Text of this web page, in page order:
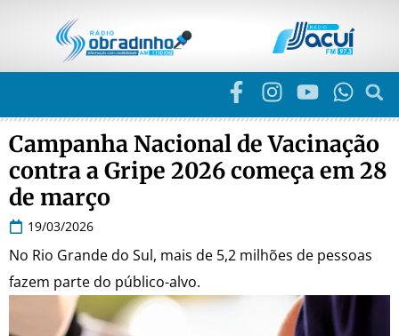
Campanha Nacional de Vacinação
contra a Gripe 2026 começa em 28
de março
19/03/2026
No Rio Grande do Sul, mais de 5,2 milhões de pessoas
fazem parte do público-alvo.